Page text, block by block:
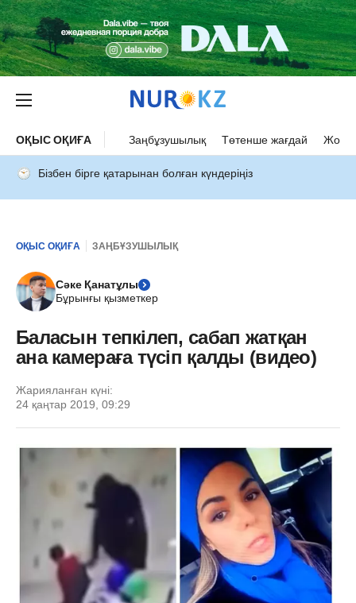
ОҚЫС ОҚИҒА Заңбұзушылық Төтенше жағдай Жол
Бізбен бірге қатарынан болған күндеріңіз
ОҚЫС ОҚИҒА ЗАҢБҰЗУШЫЛЫҚ
Сәке Қанатұлы
Бұрынғы қызметкер
Баласын тепкілеп, сабап жатқан
ана камераға түсіп қалды (видео)
Жарияланған күні:
24 қаңтар 2019, 09:29